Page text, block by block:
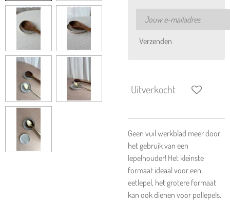
Verzenden
Uitverkocht
Geen vuil werkblad meer door
het gebruik van een
lepelhouder! Het kleinste
formaat ideaal voor een
eetlepel, het grotere formaat
kan ook dienen voor pollepels.